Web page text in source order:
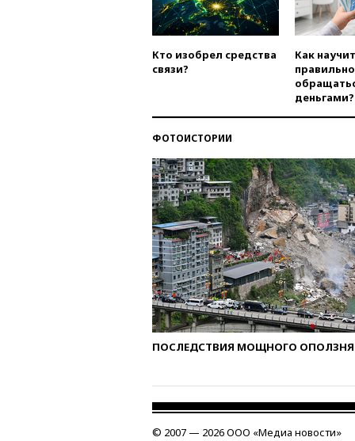
Кто изобрел средства
связи?
Как
правильно
деньгами?
ФОТОИСТОРИИ
ПОСЛЕДСТВИЯ МОЩНОГО ОПОЛЗНЯ
© 2007 — 2026 ООО «Медиа новости»